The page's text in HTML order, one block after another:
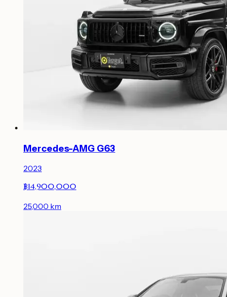
Mercedes-AMG G63
2023
฿14,900,000
25,000 km